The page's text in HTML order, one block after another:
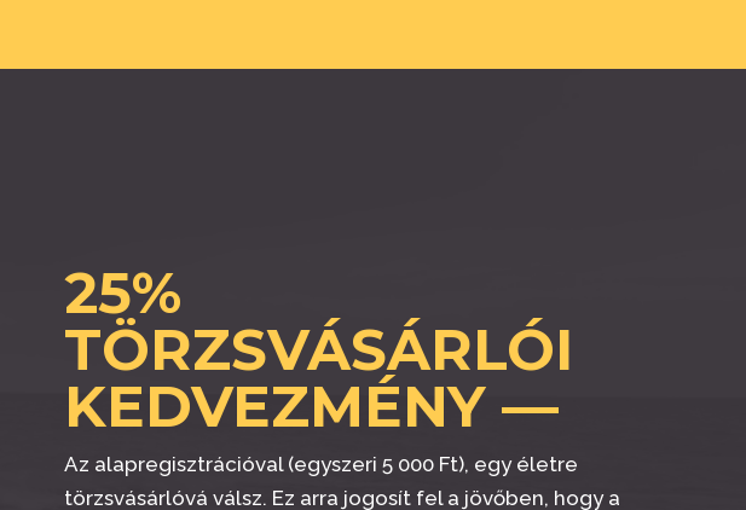
25%
TÖRZSVÁSÁRLÓI
KEDVEZMÉNY —
Az alapregisztrációval (egyszeri 5 000 Ft), egy életre
törzsvásárlóvá válsz. Ez arra jogosít fel a jövőben, hogy a